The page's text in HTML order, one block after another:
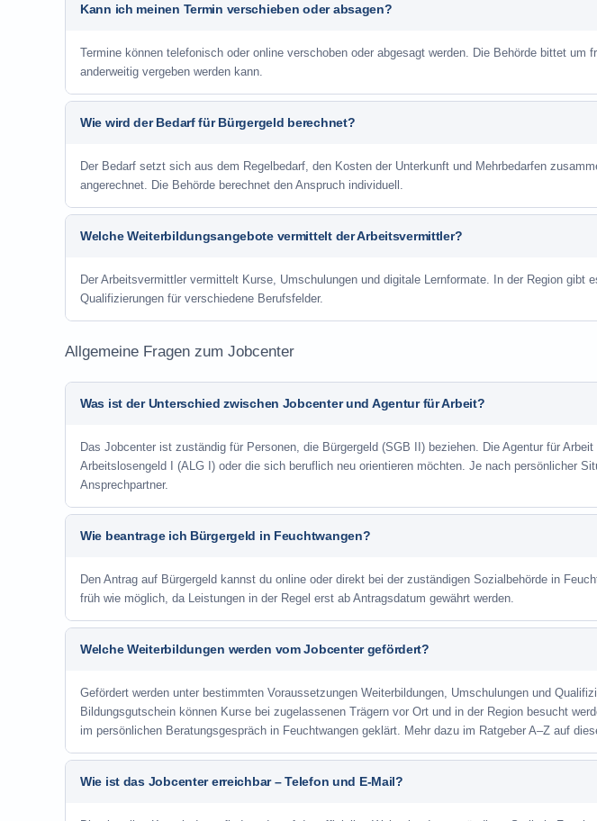
Kann ich meinen Termin verschieben oder absagen?
Termine können telefonisch oder online verschoben oder abgesagt werden. Die Behörde bittet um
anderweitig vergeben werden kann.
Wie wird der Bedarf für Bürgergeld berechnet?
Der Bedarf setzt sich aus dem Regelbedarf, den Kosten der Unterkunft und Mehrbedarfen
angerechnet. Die Behörde berechnet den Anspruch individuell.
Welche Weiterbildungsangebote vermittelt der Arbeitsvermittler?
Der Arbeitsvermittler vermittelt Kurse, Umschulungen und digitale Lernformate. In der Region gibt
Qualifizierungen für verschiedene Berufsfelder.
Allgemeine Fragen zum Jobcenter
Was ist der Unterschied zwischen Jobcenter und Agentur für Arbeit?
Das Jobcenter ist zuständig für Personen, die Bürgergeld (SGB II) beziehen. Die Agentur für
Arbeitslosengeld I (ALG I) oder die sich beruflich neu orientieren möchten. Je nach persönlicher
Ansprechpartner.
Wie beantrage ich Bürgergeld in Feuchtwangen?
Den Antrag auf Bürgergeld kannst du online oder direkt bei der zuständigen Sozialbehörde in
früh wie möglich, da Leistungen in der Regel erst ab Antragsdatum gewährt werden.
Welche Weiterbildungen werden vom Jobcenter gefördert?
Gefördert werden unter bestimmten Voraussetzungen Weiterbildungen, Umschulungen und
Bildungsgutschein können Kurse bei zugelassenen Trägern vor Ort und in der Region besucht
im persönlichen Beratungsgespräch in Feuchtwangen geklärt. Mehr dazu im Ratgeber A–Z auf
Wie ist das Jobcenter erreichbar – Telefon und E-Mail?